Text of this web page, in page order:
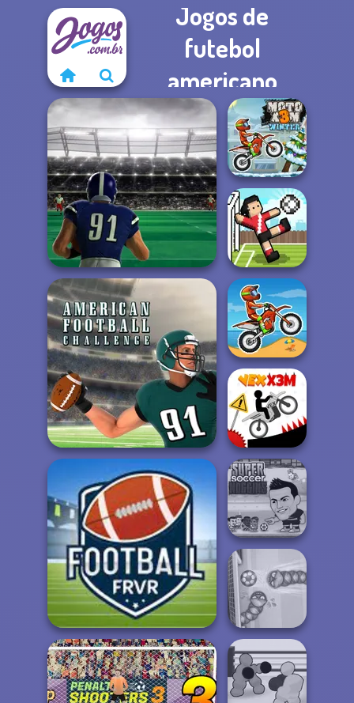
Jogos de
futebol
americano
Touchdown Rush
American Football
Challenge
Football FRVR
Moto X3M Winter
Soccer Random
Moto X3M
Vex X3M
Super Soccer
Noggins
Soccer Snakes